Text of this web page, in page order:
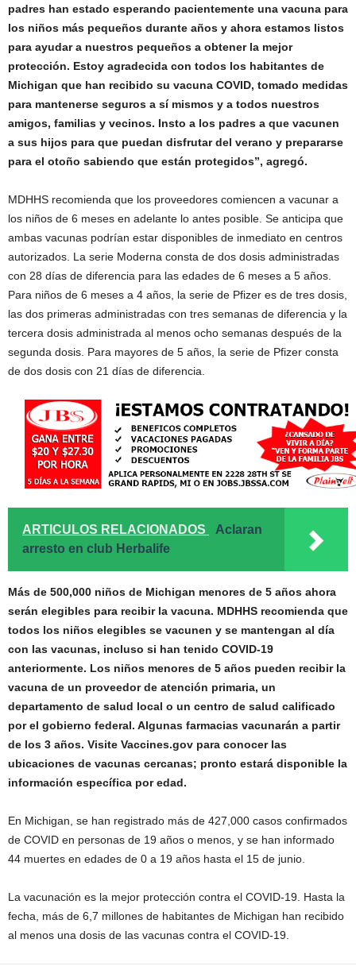
padres han estado esperando pacientemente una vacuna para
los niños más pequeños durante años y ahora estamos listos
para ayudar a nuestros pequeños a obtener la mejor
protección. Estoy agradecida con todos los habitantes de
Michigan que han recibido su vacuna COVID, tomado medidas
para mantenerse seguros a sí mismos y a todos nuestros
amigos, familias y vecinos. Insto a los padres a que vacunen
a sus hijos para que puedan disfrutar del verano y prepararse
para el otoño sabiendo que están protegidos”, agregó.
MDHHS recomienda que los proveedores comiencen a vacunar a
los niños de 6 meses en adelante lo antes posible. Se anticipa que
ambas vacunas podrían estar disponibles de inmediato en centros
autorizados. La serie Moderna consta de dos dosis administradas
con 28 días de diferencia para las edades de 6 meses a 5 años.
Para niños de 6 meses a 4 años, la serie de Pfizer es de tres dosis,
las dos primeras administradas con tres semanas de diferencia y la
tercera dosis administrada al menos ocho semanas después de la
segunda dosis. Para mayores de 5 años, la serie de Pfizer consta
de dos dosis con 21 días de diferencia.
ARTICULOS RELACIONADOS
Aclaran
arresto en club Herbalife
Más de 500,000 niños de Michigan menores de 5 años ahora
serán elegibles para recibir la vacuna. MDHHS recomienda que
todos los niños elegibles se vacunen y se mantengan al día
con las vacunas, incluso si han tenido COVID-19
anteriormente. Los niños menores de 5 años pueden recibir la
vacuna de un proveedor de atención primaria, un
departamento de salud local o un centro de salud calificado
por el gobierno federal. Algunas farmacias vacunarán a partir
de los 3 años. Visite Vaccines.gov para conocer las
ubicaciones de vacunas cercanas; pronto estará disponible la
información específica por edad.
En Michigan, se han registrado más de 427,000 casos confirmados
de COVID en personas de 19 años o menos, y se han informado
44 muertes en edades de 0 a 19 años hasta el 15 de junio.
La vacunación es la mejor protección contra el COVID-19. Hasta la
fecha, más de 6,7 millones de habitantes de Michigan han recibido
al menos una dosis de las vacunas contra el COVID-19.